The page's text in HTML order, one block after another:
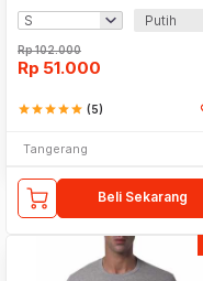
Putih
Rp102.000
Rp 51.000
starstarstarstarstar (5)
Tangerang
Beli Sekarang